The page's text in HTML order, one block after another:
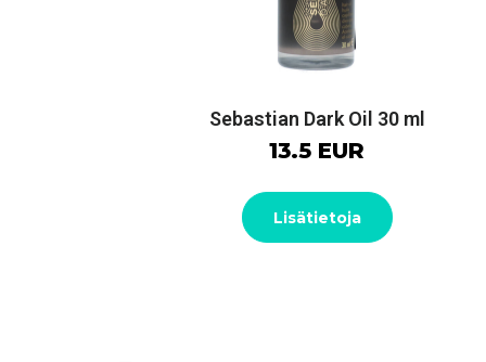
Sebastian Dark Oil 30 ml
13.5 EUR
Lisätietoja